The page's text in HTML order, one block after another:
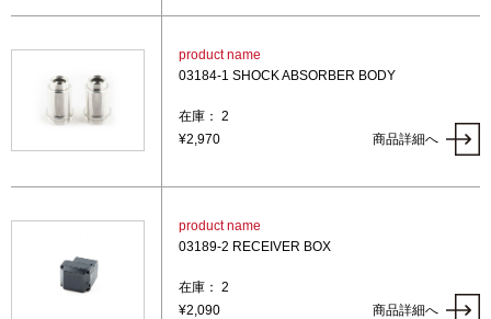
product name
03184-1 SHOCK ABSORBER BODY
在庫： 2
¥2,970 商品詳細へ
product name
03189-2 RECEIVER BOX
在庫： 2
¥2,090 商品詳細へ